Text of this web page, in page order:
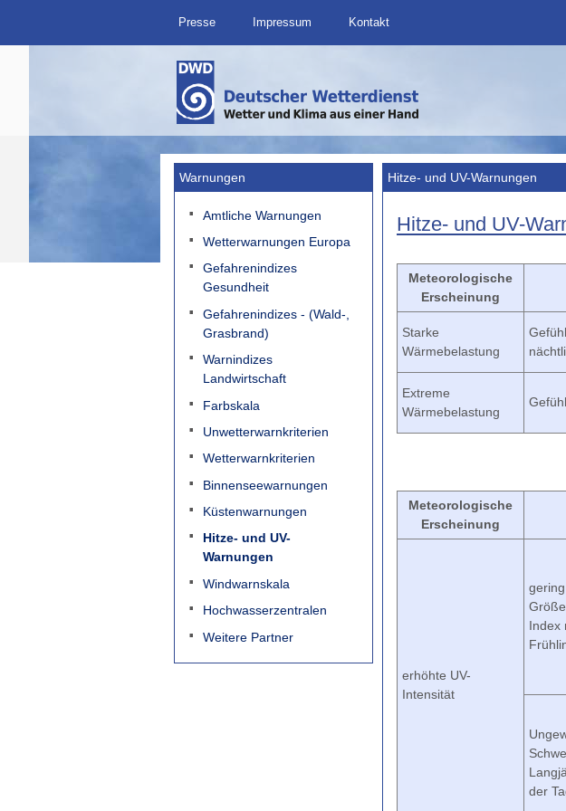
Presse Impressum Kontakt
Warnungen
Amtliche Warnungen
Wetterwarnungen Europa
Gefahrenindizes
Gesundheit
Gefahrenindizes - (Wald-,
Grasbrand)
Warnindizes
Landwirtschaft
Farbskala
Unwetterwarnkriterien
Wetterwarnkriterien
Binnenseewarnungen
Küstenwarnungen
Hitze- und UV-
Warnungen
Windwarnskala
Hochwasserzentralen
Weitere Partner
Hitze- und UV-Warnungen
Hitze- und UV-
Meteorologische
Erscheinung
Starke
Wärmebelastung
Extreme
Wärmebelastung
Meteorologische
Erscheinung
erhöhte UV-
Intensität
Index
der